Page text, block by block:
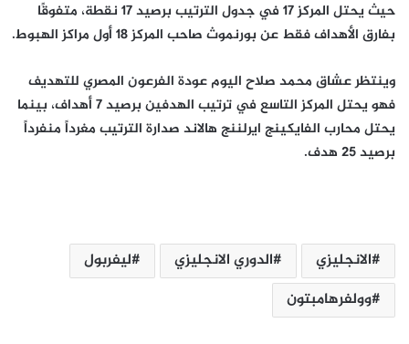
حيث يحتل المركز 17 في جدول الترتيب برصيد 17 نقطة، متفوقًا
بفارق الأهداف فقط عن بورنموث صاحب المركز 18 أول مراكز الهبوط.
وينتظر عشاق محمد صلاح اليوم عودة الفرعون المصري للتهديف
فهو يحتل المركز التاسع في ترتيب الهدفين برصيد 7 أهداف، بينما
يحتل محارب الفايكينج ايرلننج هالاند صدارة الترتيب مغرداً منفرداً
برصيد 25 هدف.
الانجليزي الدوري الانجليزي
ليفربول
وولفرهامبتون